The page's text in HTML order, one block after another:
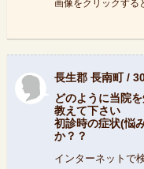
画像をクリックする
長生郡 長南町 /
どのように当院
教えて下さい
初診時の症状(悩
か？？
インターネットで